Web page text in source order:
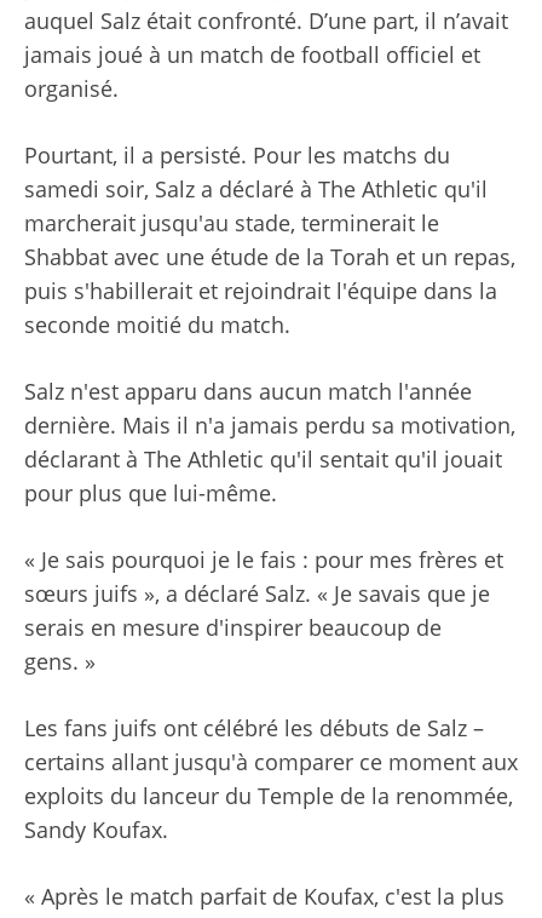
auquel Salz était confronté. D’une part, il n’avait
jamais joué à un match de football officiel et
organisé.
Pourtant, il a persisté. Pour les matchs du
samedi soir, Salz a déclaré à The Athletic qu'il
marcherait jusqu'au stade, terminerait le
Shabbat avec une étude de la Torah et un repas,
puis s'habillerait et rejoindrait l'équipe dans la
seconde moitié du match.
Salz n'est apparu dans aucun match l'année
dernière. Mais il n'a jamais perdu sa motivation,
déclarant à The Athletic qu'il sentait qu'il jouait
pour plus que lui-même.
« Je sais pourquoi je le fais : pour mes frères et
sœurs juifs », a déclaré Salz. « Je savais que je
serais en mesure d'inspirer beaucoup de
gens. »
Les fans juifs ont célébré les débuts de Salz –
certains allant jusqu'à comparer ce moment aux
exploits du lanceur du Temple de la renommée,
Sandy Koufax.
« Après le match parfait de Koufax, c'est la plus